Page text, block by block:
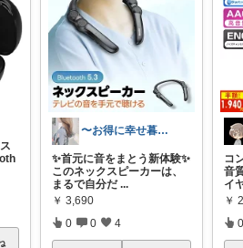
〜お得に幸せ暮らし〜
✨首元に音をまとう新体験✨
このネックスピーカーは、
まるで自分だ ...
￥ 3,690
0 0 4
コ
音
イ
￥
0